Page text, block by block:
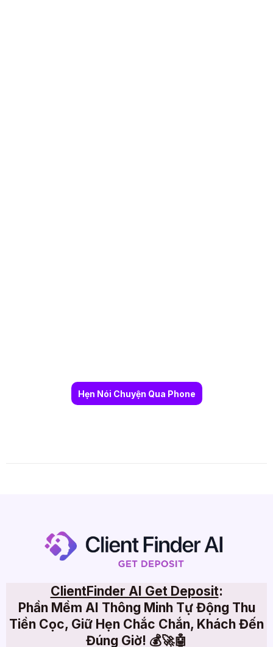
Hẹn Nói Chuyện Qua Phone
ClientFinder AI Get Deposit:
Phần Mềm AI Thông Minh Tự Động Thu
Tiền Cọc, Giữ Hẹn Chắc Chắn, Khách Đến
Đúng Giờ! 💰🚀🤖